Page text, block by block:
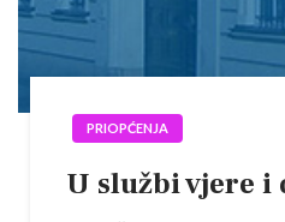
PRIOPĆENJA
U službi vjere i